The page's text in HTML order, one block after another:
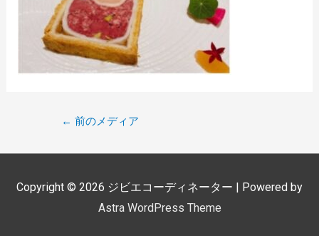
← 前のメディア
Copyright © 2026 ジビエコーディネーター | Powered by
Astra WordPress Theme